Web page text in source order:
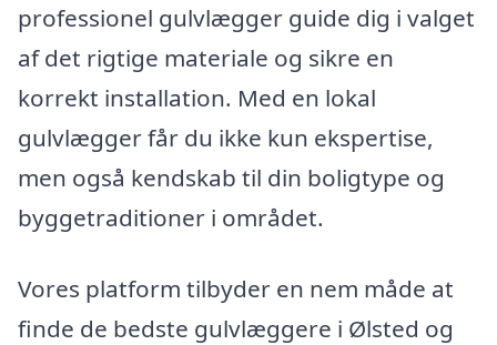
professionel gulvlægger guide dig i valget
af det rigtige materiale og sikre en
korrekt installation. Med en lokal
gulvlægger får du ikke kun ekspertise,
men også kendskab til din boligtype og
byggetraditioner i området.
Vores platform tilbyder en nem måde at
finde de bedste gulvlæggere i Ølsted og